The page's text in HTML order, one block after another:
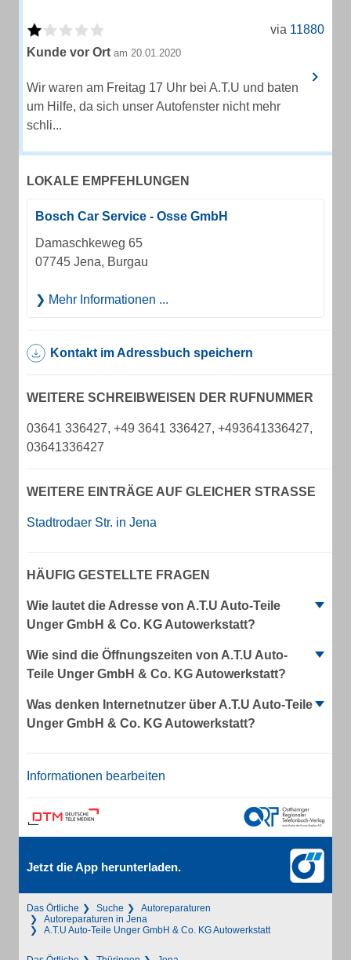
via 11880
Kunde vor Ort am 20.01.2020
Wir waren am Freitag 17 Uhr bei A.T.U und baten
um Hilfe, da sich unser Autofenster nicht mehr
schli...
LOKALE EMPFEHLUNGEN
Bosch Car Service - Osse GmbH
Damaschkeweg 65
07745 Jena, Burgau
Mehr Informationen ...
Kontakt im Adressbuch speichern
WEITERE SCHREIBWEISEN DER RUFNUMMER
03641 336427, +49 3641 336427, +493641336427,
03641336427
WEITERE EINTRÄGE AUF GLEICHER STRASSE
Stadtrodaer Str. in Jena
HÄUFIG GESTELLTE FRAGEN
Wie lautet die Adresse von A.T.U Auto-Teile
Unger GmbH & Co. KG Autowerkstatt?
Wie sind die Öffnungszeiten von A.T.U Auto-
Teile Unger GmbH & Co. KG Autowerkstatt?
Was denken Internetnutzer über A.T.U Auto-Teile
Unger GmbH & Co. KG Autowerkstatt?
Informationen bearbeiten
Jetzt die App herunterladen.
Das Örtliche Suche
Autoreparaturen
Autoreparaturen in Jena
A.T.U Auto-Teile Unger GmbH & Co. KG Autowerkstatt